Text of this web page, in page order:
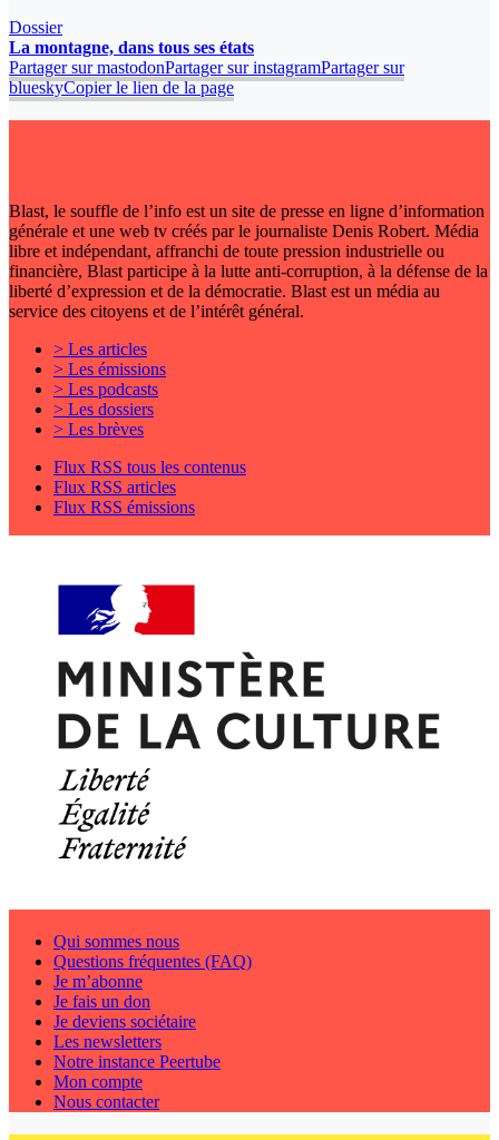
Dossier
La montagne, dans tous ses états
Partager sur mastodonPartager sur instagramPartager sur
blueskyCopier le lien de la page
Blast, le souffle de l’info est un site de presse en ligne d’information
générale et une web tv créés par le journaliste Denis Robert. Média
libre et indépendant, affranchi de toute pression industrielle ou
financière, Blast participe à la lutte anti-corruption, à la défense de la
liberté d’expression et de la démocratie. Blast est un média au
service des citoyens et de l’intérêt général.
> Les articles
> Les émissions
> Les podcasts
> Les dossiers
> Les brèves
Flux RSS tous les contenus
Flux RSS articles
Flux RSS émissions
Qui sommes nous
Questions fréquentes (FAQ)
Je m’abonne
Je fais un don
Je deviens sociétaire
Les newsletters
Notre instance Peertube
Mon compte
Nous contacter